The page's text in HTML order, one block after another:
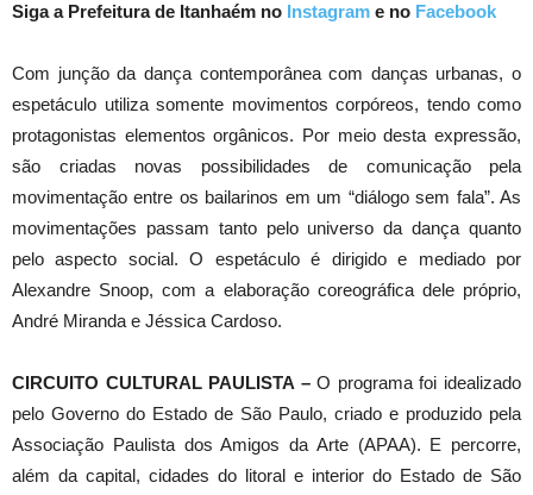
Siga a Prefeitura de Itanhaém no Instagram e no Facebook
Com junção da dança contemporânea com danças urbanas, o
espetáculo utiliza somente movimentos corpóreos, tendo como
protagonistas elementos orgânicos. Por meio desta expressão,
são criadas novas possibilidades de comunicação pela
movimentação entre os bailarinos em um “diálogo sem fala”. As
movimentações passam tanto pelo universo da dança quanto
pelo aspecto social. O espetáculo é dirigido e mediado por
Alexandre Snoop, com a elaboração coreográfica dele próprio,
André Miranda e Jéssica Cardoso.
CIRCUITO CULTURAL PAULISTA –O programa foi idealizado
pelo Governo do Estado de São Paulo, criado e produzido pela
Associação Paulista dos Amigos da Arte (APAA). E percorre,
além da capital, cidades do litoral e interior do Estado de São